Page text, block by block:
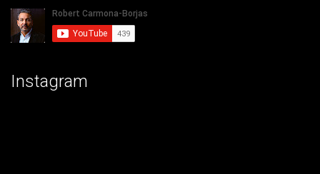
Instagram